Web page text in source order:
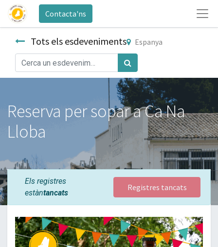
Contacta'ns
Tots els esdeveniments Espanya
Reserva per sopar a Ca Na
Lloba
Els registres
estàntancats
Registres tancats